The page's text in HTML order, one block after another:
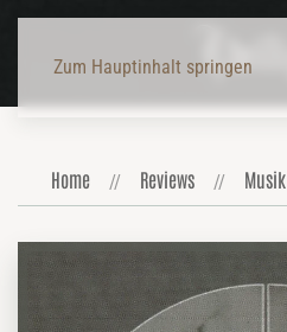
Zum Hauptinhalt springen
Home Reviews Musik